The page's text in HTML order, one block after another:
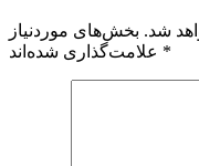
شد. بخش‌های موردنیاز
*